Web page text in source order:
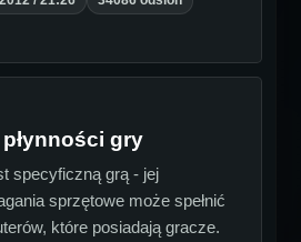
gry
specyficzną grą - jej
sprzętowe może spełnić
które posiadają gracze.